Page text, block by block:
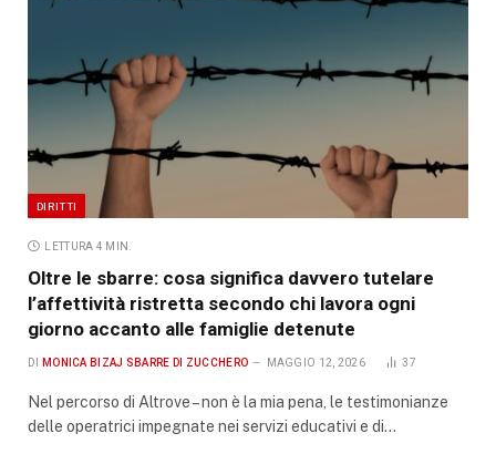
DIRITTI
LETTURA 4 MIN.
Oltre le sbarre: cosa significa davvero tutelare
l’affettività ristretta secondo chi lavora ogni
giorno accanto alle famiglie detenute
DI MONICA BIZAJ SBARRE DI ZUCCHERO MAGGIO 12, 2026 37
Nel percorso di Altrove – non è la mia pena, le testimonianze
delle operatrici impegnate nei servizi educativi e di…